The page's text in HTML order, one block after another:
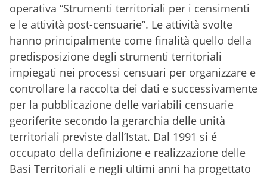
operativa “Strumenti territoriali per i censimenti
e le attività post-censuarie”. Le attività svolte
hanno principalmente come finalità quello della
predisposizione degli strumenti territoriali
impiegati nei processi censuari per organizzare e
controllare la raccolta dei dati e successivamente
per la pubblicazione delle variabili censuarie
georiferite secondo la gerarchia delle unità
territoriali previste dall’Istat. Dal 1991 si é
occupato della definizione e realizzazione delle
Basi Territoriali e negli ultimi anni ha progettato